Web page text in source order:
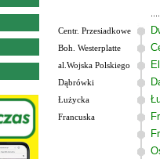
Centr. Przesiadkowe
Boh. Westerplatte
al.Wojska Polskiego
Dąbrówki
Łużycka
Francuska